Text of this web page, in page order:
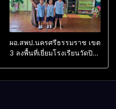
ผอ.สพป.นครศรีธรรมราช เขต
3 ลงพื้นที่เยี่ยมโรงเรียนวัดปิยา